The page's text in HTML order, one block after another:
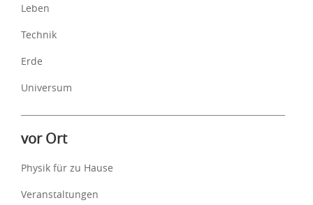
Leben
Technik
Erde
Universum
vor Ort
Physik für zu Hause
Veranstaltungen